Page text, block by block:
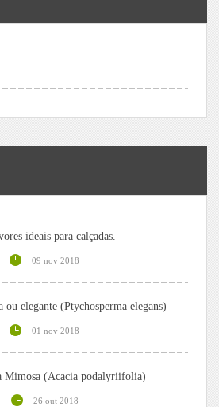
ideais para calçadas.
09 nov 2018
elegante (Ptychosperma elegans)
01 nov 2018
Mimosa (Acacia podalyriifolia)
26 out 2018